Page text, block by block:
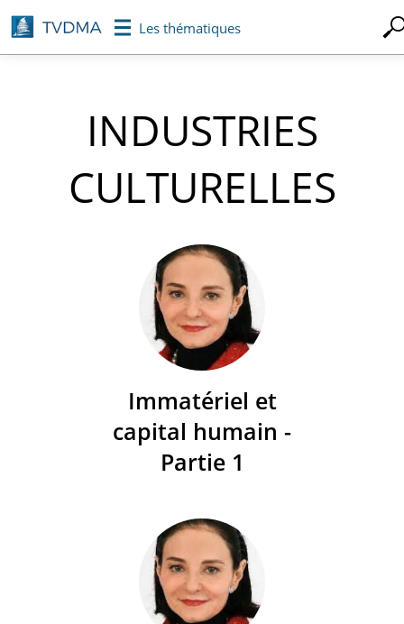
Aller
au
contenu
Les thématiques
INDUSTRIES
CULTURELLES
Immatériel et
capital humain -
Partie 1